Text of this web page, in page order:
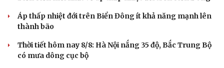
Áp thấp nhiệt đới trên Biển Đông ít khả năng mạnh lên
thành bão
Thời tiết hôm nay 8/8: Hà Nội nắng 35 độ, Bắc Trung Bộ
có mưa dông cục bộ